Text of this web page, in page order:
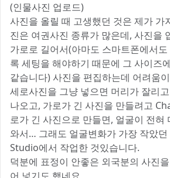
(인물사진 업로드)
사진을 올릴 때 고생했던 것은 제가 가
진은 여권사진 종류가 많은데, 사진을
가로로 길어서(아마도 스마트폰에서
록 세팅을 해야하기 때문에 그 사이즈
같습니다) 사진을 편집하는데 어려움
세로사진을 그냥 넣으면 머리가 잘리
나오고, 가로가 긴 사진을 만들려고
로가 긴 사진으로 만들면, 얼굴이 전혀
와서… 그래도 얼굴변화가 가장 작았
Studio에서 작업한 것있습니다.
덕분에 표정이 안좋은 외국분의 사진